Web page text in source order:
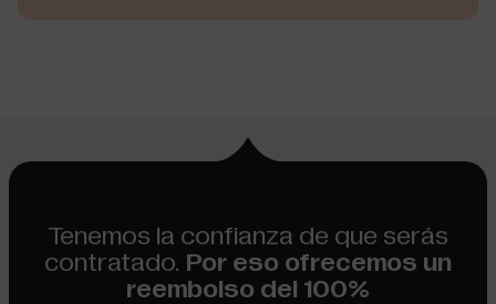
Tenemos la confianza de que serás
contratado. Por eso ofrecemos un
reembolso del 100%